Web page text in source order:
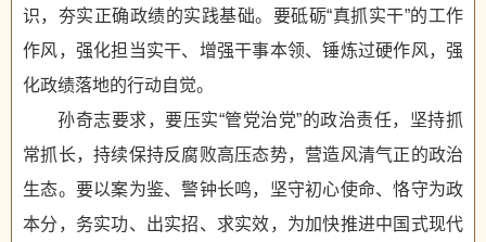
识，夯实正确政绩的实践基础。要砥砺“真抓实干”的工作
作风，强化担当实干、增强干事本领、锤炼过硬作风，强
化政绩落地的行动自觉。
孙奇志要求，要压实“管党治党”的政治责任，坚持抓
常抓长，持续保持反腐败高压态势，营造风清气正的政治
生态。要以案为鉴、警钟长鸣，坚守初心使命、恪守为政
本分，务实功、出实招、求实效，为加快推进中国式现代